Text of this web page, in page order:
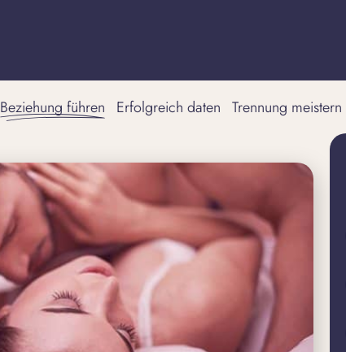
Beziehung führen Erfolgreich daten Trennung meistern